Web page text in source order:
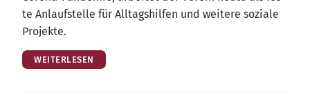
te Anlauf­stel­le für All­tags­hil­fen und wei­te­re sozia­le
Projekte.
WEITERLESEN